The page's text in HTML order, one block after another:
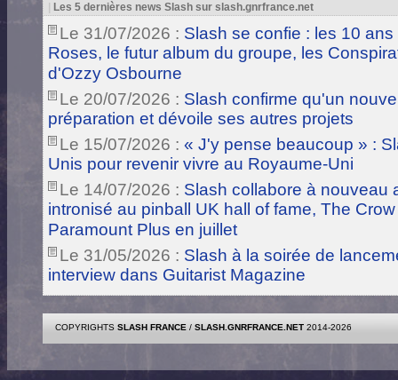
Les 5 dernières news Slash sur slash.gnrfrance.net
Le 31/07/2026 : Slash se confie : les 10
Roses, le futur album du groupe, les
d'Ozzy Osbourne
Le 20/07/2026 : Slash confirme qu'un
préparation et dévoile ses autres projets
Le 15/07/2026 : « J'y pense beaucoup » :
Unis pour revenir vivre au Royaume-Uni
Le 14/07/2026 : Slash collabore à nouveau
intronisé au pinball UK hall of fame, The
Paramount Plus en juillet
Le 31/05/2026 : Slash à la soirée de
interview dans Guitarist Magazine
COPYRIGHTS SLASH FRANCE / SLASH.GNRFRANCE.NET 2014-2026